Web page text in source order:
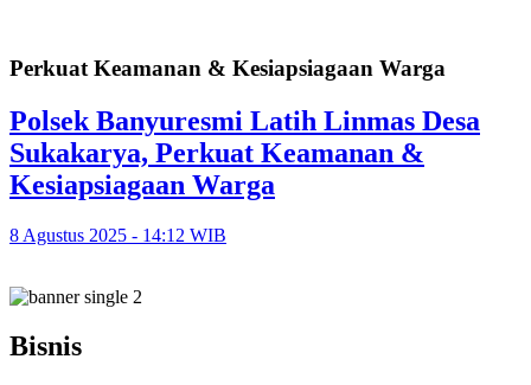
Perkuat Keamanan & Kesiapsiagaan Warga
Polsek Banyuresmi Latih Linmas Desa
Sukakarya, Perkuat Keamanan &
Kesiapsiagaan Warga
8 Agustus 2025 - 14:12 WIB
Bisnis